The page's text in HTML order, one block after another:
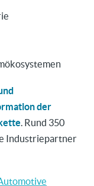
der
. Rund 350
Industriepartner